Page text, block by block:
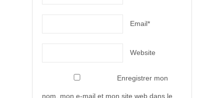
Email*
Website
Enregistrer mon
nom, mon e-mail et mon site web dans le